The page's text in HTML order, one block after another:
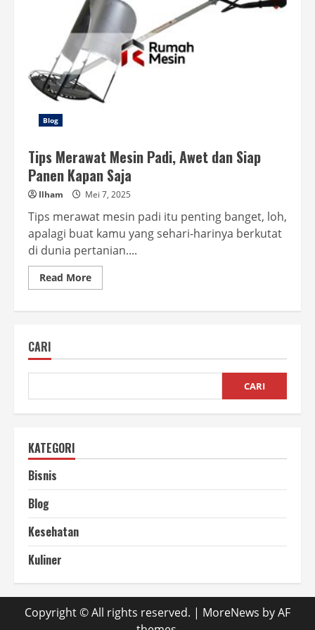
Blog
Tips Merawat Mesin Padi, Awet dan Siap
Panen Kapan Saja
Ilham Mei 7, 2025
Tips merawat mesin padi itu penting banget, loh,
apalagi buat kamu yang sehari-harinya berkutat
di dunia pertanian....
Read MoreRead
more
dan
Panen
CARI
CARI
KATEGORI
Bisnis
Blog
Kesehatan
Kuliner
Copyright © All rights reserved. | MoreNews by AF